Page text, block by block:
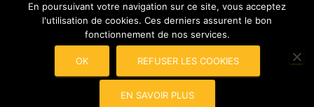
FACEBOOK INSTAGRAM MENTIONS LÉGALES
En poursuivant votre navigation sur ce site, vous acceptez
l'utilisation de cookies. Ces derniers assurent le bon
fonctionnement de nos services.
OK REFUSER LES COOKIES
EN SAVOIR PLUS